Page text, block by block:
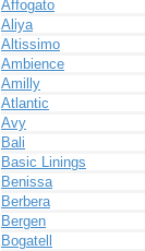
Affogato
Aliya
Altissimo
Ambience
Amilly
Atlantic
Avy
Bali
Basic Linings
Benissa
Berbera
Bergen
Bogatell